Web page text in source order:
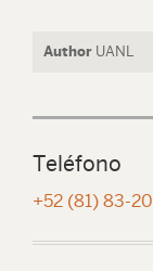
Author UANL
Teléfono
+52 (81) 83-